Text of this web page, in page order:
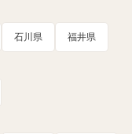
石川県 福井県